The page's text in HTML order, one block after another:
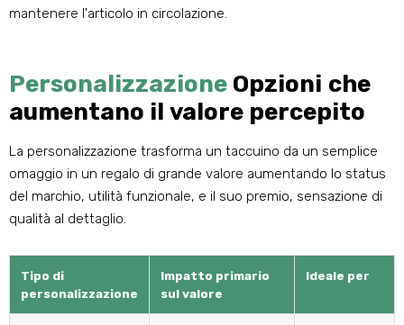
mantenere l'articolo in circolazione.
Personalizzazione Opzioni che
aumentano il valore percepito
La personalizzazione trasforma un taccuino da un semplice
omaggio in un regalo di grande valore aumentando lo status
del marchio, utilità funzionale, e il suo premio, sensazione di
qualità al dettaglio.
Tipo di
personalizzazione
Impatto primario
sul valore
Ideale per